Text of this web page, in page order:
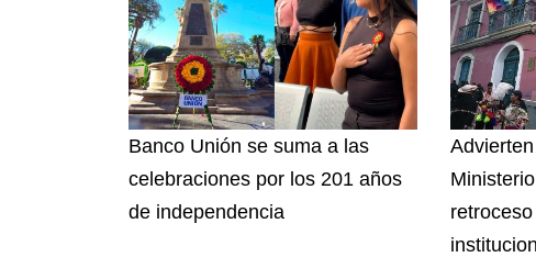
Banco Unión se suma a las
celebraciones por los 201 años
de independencia